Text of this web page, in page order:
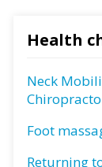
Health
Neck
Foot
Returning